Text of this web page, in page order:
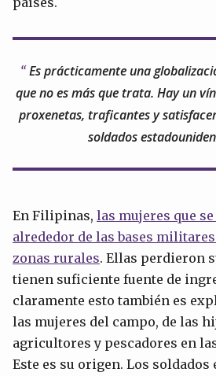
Es prácticamente una
que no es más que trata. Hay un
proxenetas, traficantes y
soldados
En Filipinas, las mujeres que
alrededor de las bases
zonas rurales. Ellas perdieron
tienen suficiente fuente de
claramente esto también es
las mujeres del campo, de las
agricultores y pescadores en
Este es su origen. Los soldados